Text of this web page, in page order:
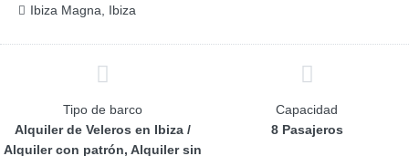
Ibiza Magna, Ibiza
Tipo de barco
Alquiler de Veleros en Ibiza /
Alquiler con patrón, Alquiler sin
Capacidad
8 Pasajeros